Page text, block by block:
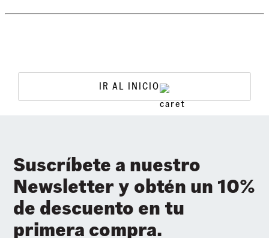
IR AL INICIO
Suscríbete a nuestro
Newsletter y obtén un 10%
de descuento en tu
primera compra.